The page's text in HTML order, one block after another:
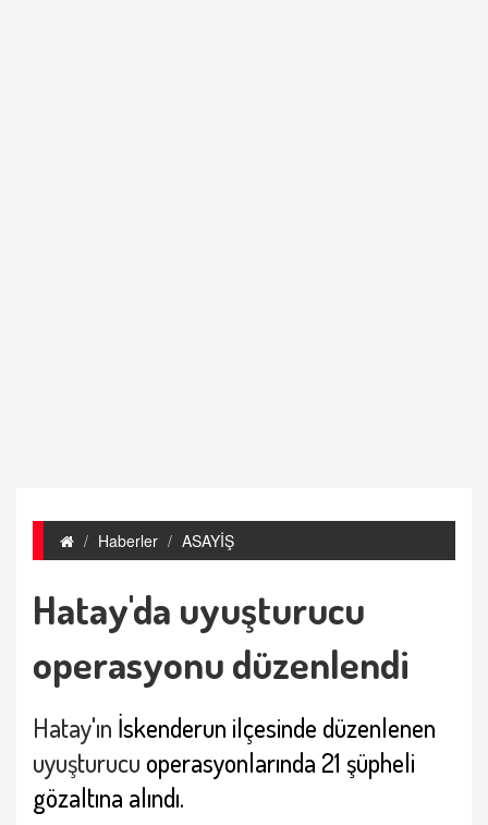
Haberler ASAYİŞ
Hatay'da uyuşturucu
operasyonu düzenlendi
Hatay'ın İskenderun ilçesinde düzenlenen
uyuşturucu operasyonlarında 21 şüpheli
gözaltına alındı.